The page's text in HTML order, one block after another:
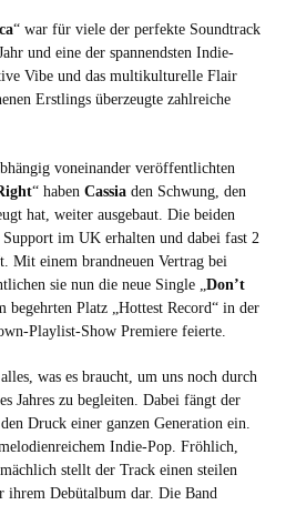
“ war für viele der perfekte Soundtrack
und eine der spannendsten Indie-
Vibe und das multikulturelle Flair
Erstlings überzeugte zahlreiche
voneinander veröffentlichten
“ haben Cassiaden Schwung, den
hat, weiter ausgebaut. Die beiden
Support im UK erhalten und dabei fast 2
Mit einem brandneuen Vertrag bei
sie nun die neue Single „ Don’t
begehrten Platz „Hottest Record“ in der
Playlist-Show Premiere feierte.
was es braucht, um uns noch durch
Jahres zu begleiten. Dabei fängt der
Druck einer ganzen Generation ein.
Indie-Pop. Fröhlich,
stellt der Track einen steilen
ihrem Debütalbum dar. Die Band